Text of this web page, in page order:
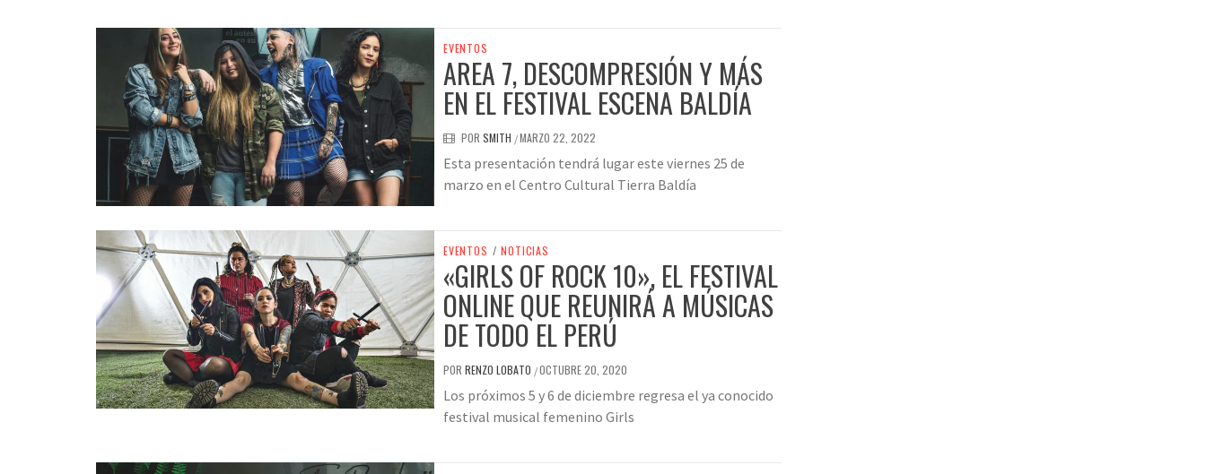
EVENTOS
AREA 7, DESCOMPRESIÓN Y MÁS
EN EL FESTIVAL ESCENA BALDÍA
POR SMITH /MARZO 22, 2022
Esta presentación tendrá lugar este viernes 25 de
marzo en el Centro Cultural Tierra Baldía
EVENTOS / NOTICIAS
«GIRLS OF ROCK 10», EL FESTIVAL
ONLINE QUE REUNIRÁ A MÚSICAS
DE TODO EL PERÚ
POR RENZO LOBATO /OCTUBRE 20, 2020
Los próximos 5 y 6 de diciembre regresa el ya conocido
festival musical femenino Girls